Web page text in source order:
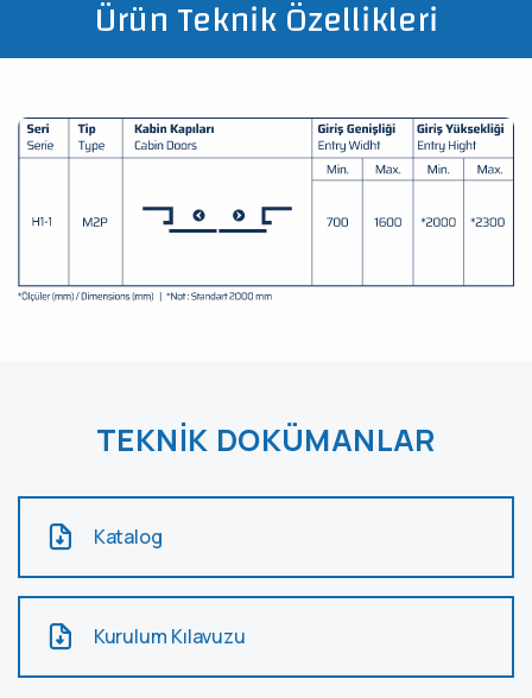
Ürün Teknik Özellikleri
TEKNIK DOKÜMANLAR
Katalog
Kurulum Kılavuzu